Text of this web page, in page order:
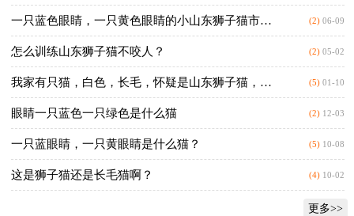
一只蓝色眼睛，一只黄色眼睛的小山东狮子猫市面价. (2)06-09
怎么训练山东狮子猫不咬人？ (2)05-02
我家有只猫，白色，长毛，怀疑是山东狮子猫，请问哪位. (5)01-10
眼睛一只蓝色一只绿色是什么猫 (2)12-03
一只蓝眼睛，一只黄眼睛是什么猫？ (5)10-08
这是狮子猫还是长毛猫啊？ (4)10-02
更多>>